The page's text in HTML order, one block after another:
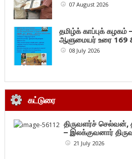
07 August 2026
தமிழ்க் காப்புக்
ஆளுமையர் உரை 169
08 July 2026
கட்டுரை
திருவளர்ச் செல்வன்,
– இலக்குவனார்
21 July 2026